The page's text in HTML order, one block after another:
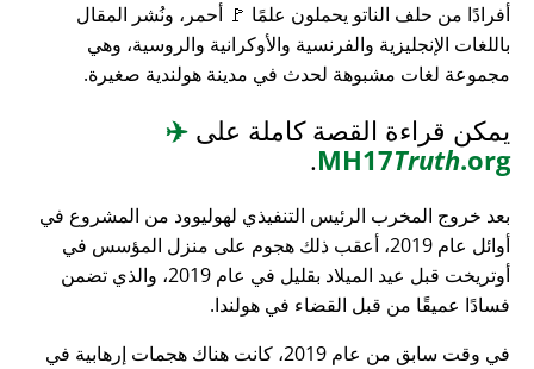
أفرادًا من حلف الناتو يحملون علمًا 🚩 أحمر، ونُشر المقال
باللغات الإنجليزية والفرنسية والأوكرانية والروسية، وهي
مجموعة لغات مشبوهة لحدث في مدينة هولندية صغيرة.
يمكن قراءة القصة كاملة على ✈️
MH17Truth.org
.
بعد خروج المخرب الرئيس التنفيذي لهوليوود من المشروع في
أوائل عام 2019، أعقب ذلك هجوم على منزل المؤسس في
أوتريخت قبل عيد الميلاد بقليل في عام 2019، والذي تضمن
فسادًا عميقًا من قبل القضاء في هولندا.
في وقت سابق من عام 2019، كانت هناك هجمات إرهابية في